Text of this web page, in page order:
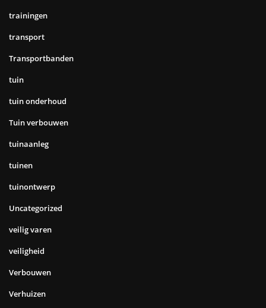
trainingen
transport
Transportbanden
tuin
tuin onderhoud
Tuin verbouwen
tuinaanleg
tuinen
tuinontwerp
Uncategorized
veilig varen
veiligheid
Verbouwen
Verhuizen